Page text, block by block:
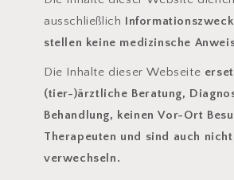
ausschließlich
stellen keine medizinsche
Die Inhalte dieser Webseite
(tier-)ärztliche Beratung,
Behandlung, keinen Vor-Ort
Therapeuten und sind auch
verwechseln.